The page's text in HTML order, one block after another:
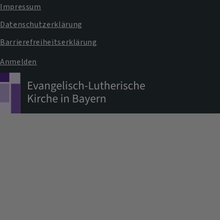
Impressum
Datenschutzerklärung
Barrierefreiheitserklärung
Benutzermenü
Anmelden